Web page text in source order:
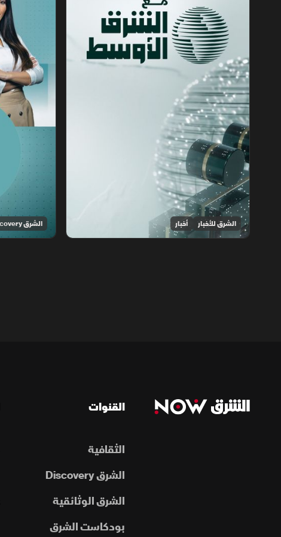
الشرق للأخبار أخبار الشرق Discovery
القنوات
الثقافية
الشرق Discovery
الشرق الوثائقية
بودكاست الشرق